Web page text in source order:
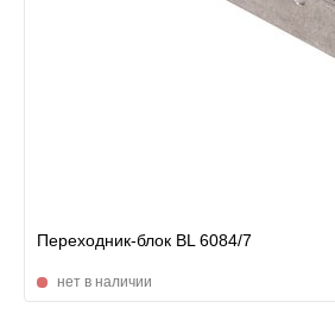
Переходник-блок BL 6084/7
нет в наличии